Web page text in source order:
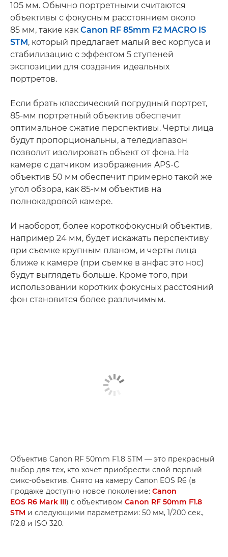
105 мм. Обычно портретными считаются
объективы с фокусным расстоянием около
85 мм, такие как Canon RF 85mm F2 MACRO IS
STM, который предлагает малый вес корпуса и
стабилизацию с эффектом 5 ступеней
экспозиции для создания идеальных
портретов.
Если брать классический погрудный портрет,
85-мм портретный объектив обеспечит
оптимальное сжатие перспективы. Черты лица
будут пропорциональны, а теледиапазон
позволит изолировать объект от фона. На
камере с датчиком изображения APS-C
объектив 50 мм обеспечит примерно такой же
угол обзора, как 85-мм объектив на
полнокадровой камере.
И наоборот, более короткофокусный объектив,
например 24 мм, будет искажать перспективу
при съемке крупным планом, и черты лица
ближе к камере (при съемке в анфас это нос)
будут выглядеть больше. Кроме того, при
использовании коротких фокусных расстояний
фон становится более различимым.
Объектив Canon RF 50mm F1.8 STM — это прекрасный
выбор для тех, кто хочет приобрести свой первый
фикс-объектив. Снято на камеру Canon EOS R6 (в
продаже доступно новое поколение: Canon
EOS R6 Mark III) с объективом Canon RF 50mm F1.8
STM и следующими параметрами: 50 мм, 1/200 сек.,
f/2.8 и ISO 320.